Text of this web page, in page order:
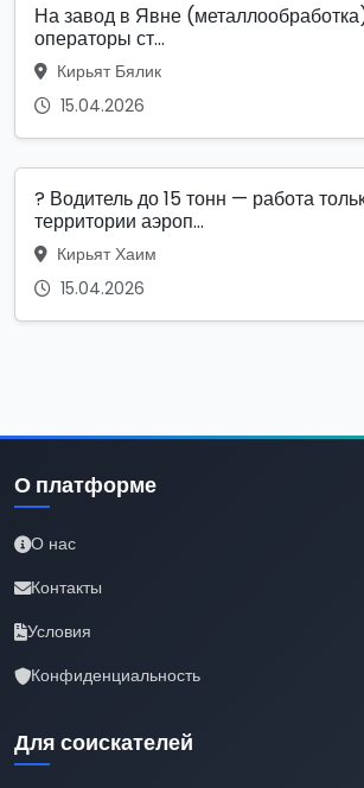
На завод в Явне
операторы ст...
Кирьят Бялик
15.04.2026
? Водитель до 15 тонн — работа
территории аэроп...
Кирьят Хаим
15.04.2026
О платформе
О нас
Контакты
Условия
Конфиденциальность
Для соискателей